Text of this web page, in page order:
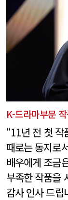
K-드라마부문
“11년 전 첫 작
때로는 동지로
배우에게 조금
부족한 작품을
감사 인사 드립